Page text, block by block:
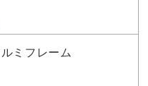
ミフレーム